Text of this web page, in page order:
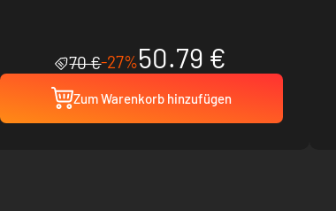
70 €-27%50.79 €
Zum Warenkorb hinzufügen